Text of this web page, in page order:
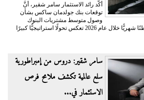
أكَّد رائد الاستثمار سامر شقير، أنَّ
توقعات بنك جولدمان ساكس بشأن
وصول متوسط مشتريات البنوك
المركزية من الذهب إلى 60 طنًا شهريًّا خلال عام 2026 تعكس تحولًا استراتيجيًّا كبيرًا
سامر شقير: دروس من إمبراطورية
سلع عالمية تكشف ملامح فرص
الاستثمار في...